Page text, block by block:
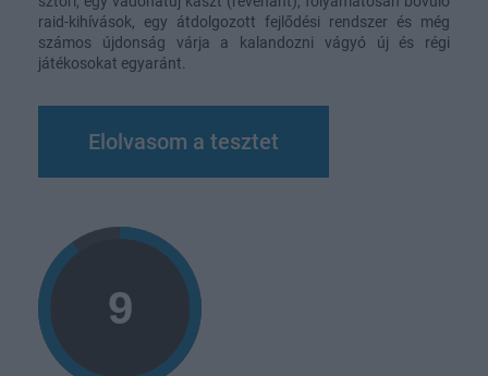
raid-kihívások, egy átdolgozott fejlődési rendszer és még
számos újdonság várja a kalandozni vágyó új és régi
játékosokat egyaránt.
Elolvasom a tesztet